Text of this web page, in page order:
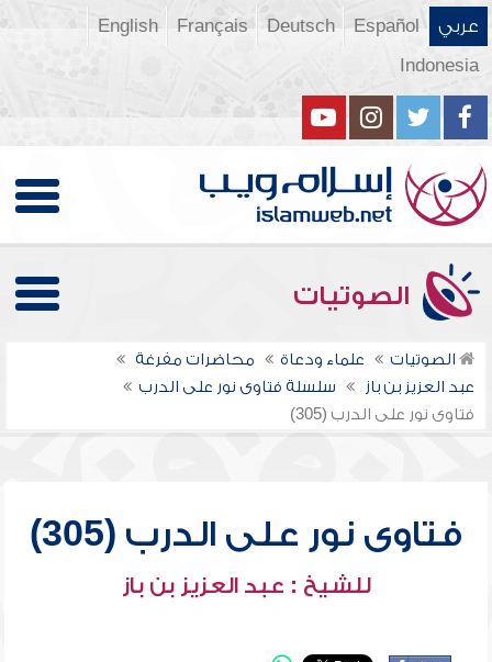
عربي Español
Deutsch
Français
English
Indonesia
الصوتيات
الصوتيات علماء ودعاة
محاضرات مفرغة
عبد العزيز بن باز
سلسلة فتاوى نور على الدرب
فتاوى نور على الدرب (305)
فتاوى نور على الدرب (305)
للشيخ : عبد العزيز بن باز